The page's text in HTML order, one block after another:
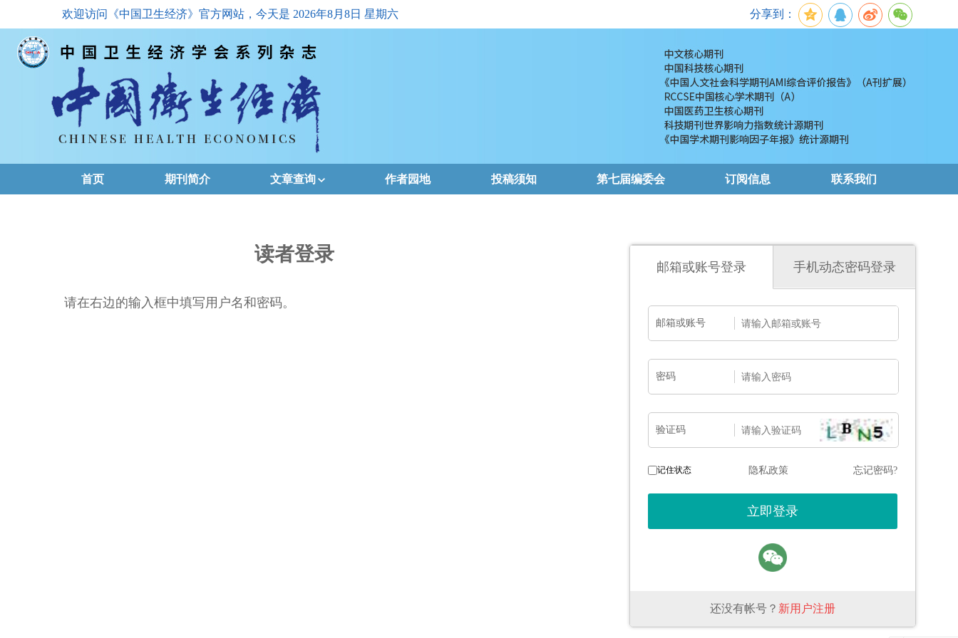
欢迎访问《中国卫生经济》官方网站，今天是 2026年8月8日 星期六 分享到：
首页 期刊简介 文章查询
下载排名
作者园地 投稿须知 第七届编委会 订阅信息 联系我们
读者登录
请在右边的输入框中填写用户名和密码。
邮箱或账号登录 手机动态密码登录
邮箱或账号
密码
验证码
记住状态 隐私政策 忘记密码?
还没有帐号？ 新用户注册